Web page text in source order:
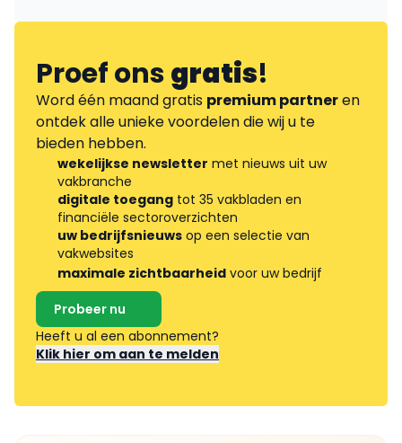
Proef onsgratis!
Word één maand gratis premium partneren
ontdek alle unieke voordelen die wij u te
bieden hebben.
wekelijkse newsletter met nieuws uit uw
vakbranche
digitale toegang tot 35 vakbladen en
financiële sectoroverzichten
uw bedrijfsnieuws op een selectie van
vakwebsites
maximale zichtbaarheid voor uw bedrijf
Probeer nu
Heeft u al een abonnement?
Klik hier om aan te melden